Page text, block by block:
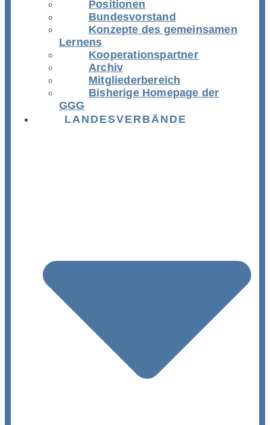
Positionen
Bundesvorstand
Konzepte des gemeinsamen
Lernens
Kooperationspartner
Archiv
Mitgliederbereich
Bisherige Homepage der
GGG
LANDESVERBÄNDE